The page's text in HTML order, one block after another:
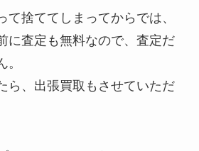
て捨ててしまってからでは、
に査定も無料なので、査定だ
ら、出張買取もさせていただ